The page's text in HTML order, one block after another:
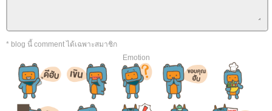
* blog นี้ comment ได้เฉพาะสมาชิก
Emotion